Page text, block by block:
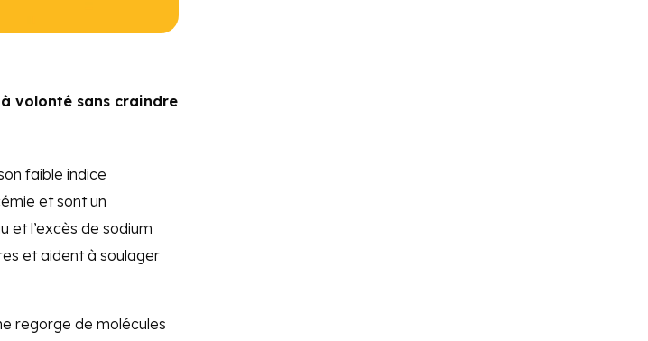
volonté sans craindre
faible indice
et sont un
et l’excès de sodium
et aident à soulager
regorge de molécules